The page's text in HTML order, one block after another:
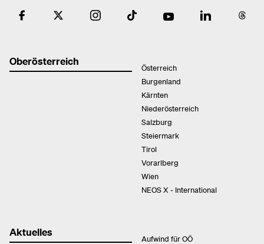
Oberösterreich
Österreich
Burgenland
Kärnten
Niederösterreich
Salzburg
Steiermark
Tirol
Vorarlberg
Wien
NEOS X - International
Aktuelles
Aufwind für OÖ